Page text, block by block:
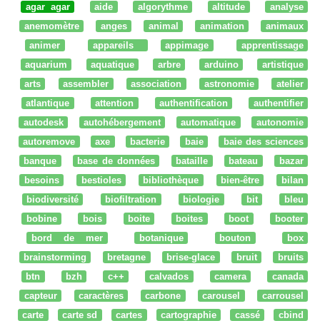
agar agar
aide algorythme altitude
analyse
anemomètre
anges animal animation
animaux
animer
appareils appimage
apprentissage
aquarium
aquatique arbre arduino
artistique
arts
assembler association astronomie
atelier
atlantique
attention authentification
authentifier
autodesk
autohébergement automatique
autonomie
autoremove
axe bacterie baie
baie des sciences
banque
base de données bataille bateau
bazar
besoins
bestioles bibliothèque bien-être
bilan
biodiversité
biofiltration biologie bit
bleu
bobine
bois boite boites boot
booter
bord de mer
botanique bouton
box
brainstorming
bretagne brise-glace bruit
bruits
btn
bzh c++ calvados camera
canada
capteur
caractères carbone carousel
carrousel
carte
carte sd cartes cartographie cassé
cbind